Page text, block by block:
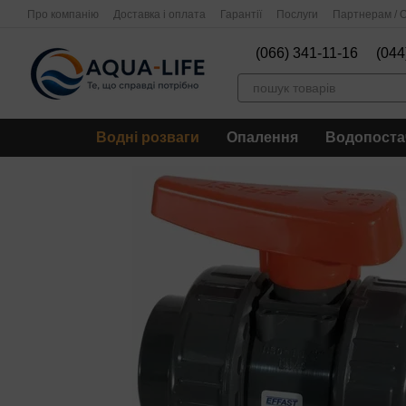
Перейти до основного контенту
Про компанію Доставка і оплата Гарантії Послуги Партнерам /
(066) 341-11-16
Водні розваги Опалення